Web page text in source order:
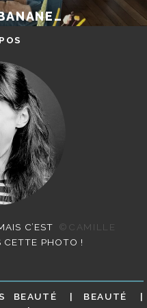
C’EST
©CAMILLE
CETTE PHOTO !
BEAUTÉ
BEAUTÉ